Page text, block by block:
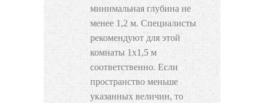
минимальная глубина не
менее 1,2 м. Специалисты
рекомендуют для этой
комнаты 1х1,5 м
соответственно. Если
пространство меньше
указанных величин, то